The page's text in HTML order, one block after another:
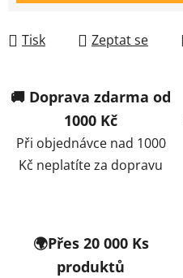
Tisk Zeptat se
🚚 Doprava zdarma od
1000 Kč
Při objednávce nad 1000
Kč neplatíte za dopravu
🌍Přes 20 000 Ks
produktů